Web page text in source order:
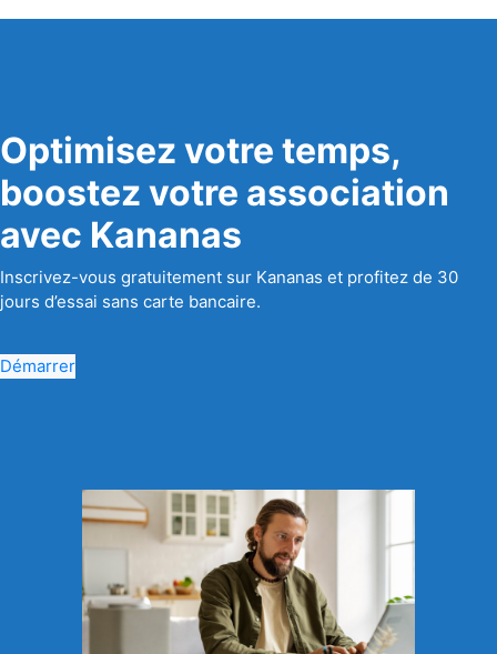
Optimisez votre temps,
boostez votre association
avec Kananas
Inscrivez-vous gratuitement sur Kananas et profitez de 30
jours d’essai sans carte bancaire.
Démarrer